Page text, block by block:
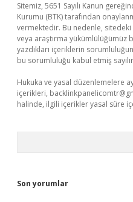
Sitemiz, 5651 Sayılı Kanun
Kurumu (BTK) tarafından
vermektedir. Bu nedenle,
veya araştırma yükümlülüğümüz
yazdıkları içeriklerin
bu sorumluluğu kabul etmiş
Hukuka ve yasal düzenlemelere
içerikleri,
halinde, ilgili içerikler yasal süre
Son yorumlar